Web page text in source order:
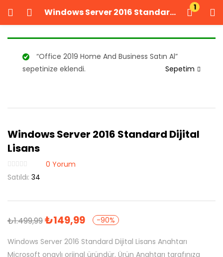
Windows Server 2016 Standard Dijital Lisans 1
GIRIŞ YAP KAYIT OL
Kullanıcı adınızı ve şifrenizi girin.
Beni Hatırla Şifrenizi mi unuttunuz?
“Office 2019 Home And Business Satın Al”
sepetinize eklendi.
Sepetim
Windows Server 2016 Standard Dijital
Lisans
0 Yorum
Satıldı: 34
₺1.499,99₺149,99 -90%
Windows Server 2016 Standard Dijital Lisans Anahtarı
Microsoft onaylı orjinal üründür. Ürün Anahtarı tarafınıza